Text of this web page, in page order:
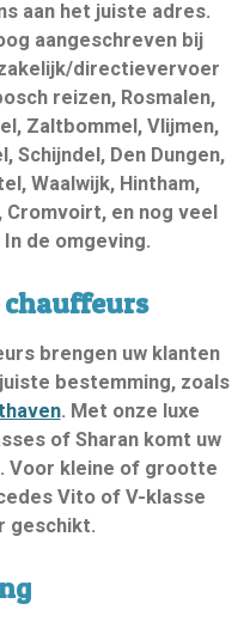
aan het juiste adres.
aangeschreven bij
directievervoer
reizen, Rosmalen,
Zaltbommel, Vlijmen,
Schijndel, Den Dungen,
Waalwijk, Hintham,
en nog veel
de omgeving.
chauffeurs
brengen uw klanten
bestemming, zoals
. Met onze luxe
of Sharan komt uw
Voor kleine of grootte
Vito of V-klasse
geschikt.